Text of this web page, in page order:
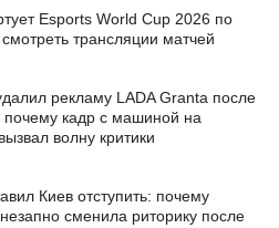
Esports World Cup 2026 по
трансляции матчей
рекламу LADA Granta после
почему кадр с машиной на
волну критики
Киев отступить: почему
сменила риторику после